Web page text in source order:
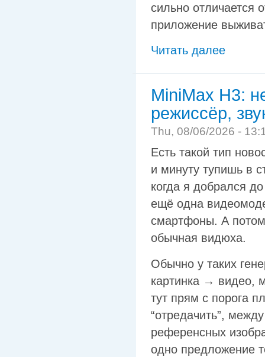
сильно отличается
приложение
Читать далее
MiniMax H3:
режиссёр,
Thu, 08/06/2026 -
Есть такой тип
и минуту тупишь в
когда я добрался
ещё одна
смартфоны. А
обычная видюха.
Обычно у таких
картинка → видео,
тут прям с порога
“отредачить”,
референсных
одно предложение